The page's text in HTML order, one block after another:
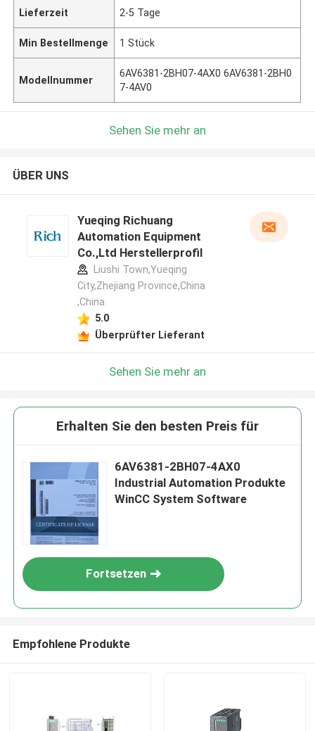
Lieferzeit 2-5 Tage
Min Bestellmenge 1 Stück
Modellnummer
6AV6381-2BH07-4AX0 6AV6381-2BH0
7-4AV0
Sehen Sie mehr an
ÜBER UNS
Yueqing Richuang
Automation Equipment
Co.,Ltd Herstellerprofil
Liushi Town,Yueqing
City,Zhejiang Province,China
,China
5.0
Überprüfter Lieferant
Sehen Sie mehr an
Erhalten Sie den besten Preis für
6AV6381-2BH07-4AX0
Industrial Automation Produkte
WinCC System Software
Fortsetzen
Empfohlene Produkte